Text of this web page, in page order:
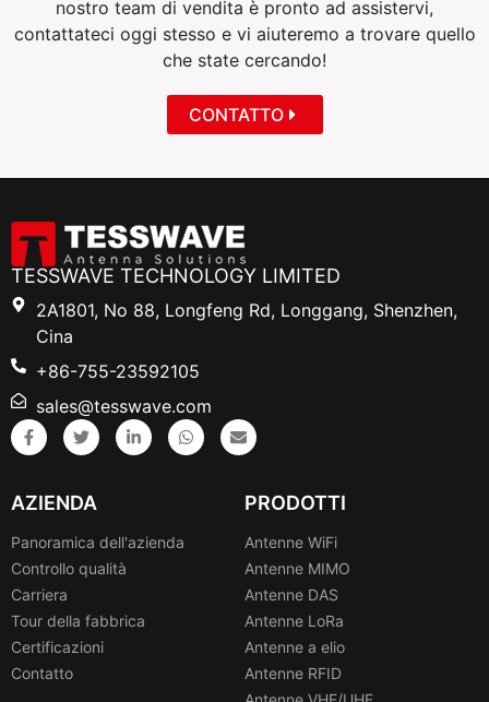
nostro team di vendita è pronto ad assistervi,
contattateci oggi stesso e vi aiuteremo a trovare quello
che state cercando!
CONTATTO
TESSWAVE TECHNOLOGY LIMITED
2A1801, No 88, Longfeng Rd, Longgang, Shenzhen,
Cina
+86-755-23592105
sales@tesswave.com
AZIENDA
Panoramica dell'azienda
Controllo qualità
Carriera
Tour della fabbrica
Certificazioni
Contatto
PRODOTTI
Antenne WiFi
Antenne MIMO
Antenne DAS
Antenne LoRa
Antenne a elio
Antenne RFID